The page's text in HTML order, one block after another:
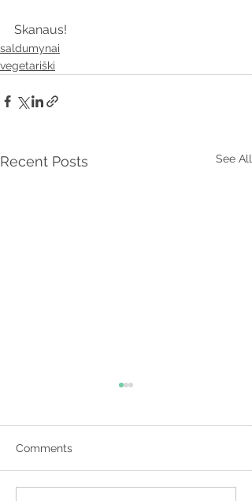
Skanaus!
saldumynai
vegetariški
Recent Posts See All
Comments